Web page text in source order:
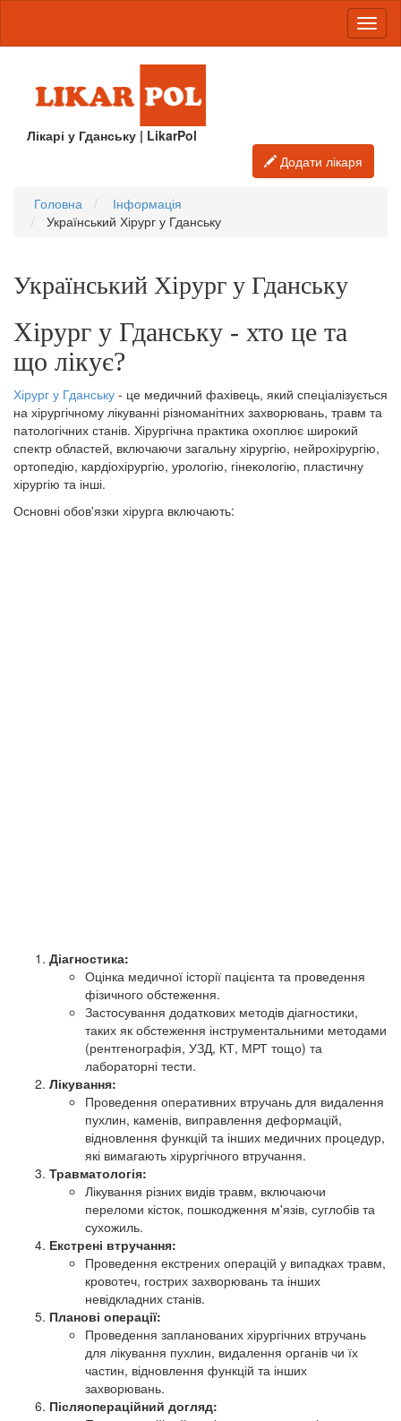
Лікарі у Гданську | LikarPol
Додати лікаря
Головна
Інформація
Український Хірург у Гданську
Український Хірург у Гданську
Хірург у Гданську - хто це та
що лікує?
Хірург у Гданську - це медичний фахівець, який спеціалізується
на хірургічному лікуванні різноманітних захворювань, травм та
патологічних станів. Хірургічна практика охоплює широкий
спектр областей, включаючи загальну хірургію, нейрохірургію,
ортопедію, кардіохірургію, урологію, гінекологію, пластичну
хірургію та інші.
Основні обов'язки хірурга включають:
Діагностика:
Оцінка медичної історії пацієнта та проведення
фізичного обстеження.
Застосування додаткових методів діагностики,
таких як обстеження інструментальними методами
(рентгенографія, УЗД, КТ, МРТ тощо) та
лабораторні тести.
Лікування:
Проведення оперативних втручань для видалення
пухлин, каменів, виправлення деформацій,
відновлення функцій та інших медичних процедур,
які вимагають хірургічного втручання.
Травматологія:
Лікування різних видів травм, включаючи
переломи кісток, пошкодження м'язів, суглобів та
сухожиль.
Екстрені втручання:
Проведення екстрених операцій у випадках травм,
кровотеч, гострих захворювань та інших
невідкладних станів.
Планові операції:
Проведення запланованих хірургічних втручань
для лікування пухлин, видалення органів чи їх
частин, відновлення функцій та інших
захворювань.
Післяопераційний догляд: